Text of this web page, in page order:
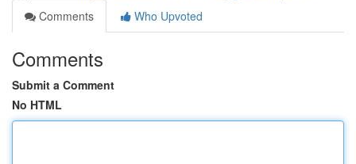
Comments
Who Upvoted
Comments
Submit a Comment
No HTML